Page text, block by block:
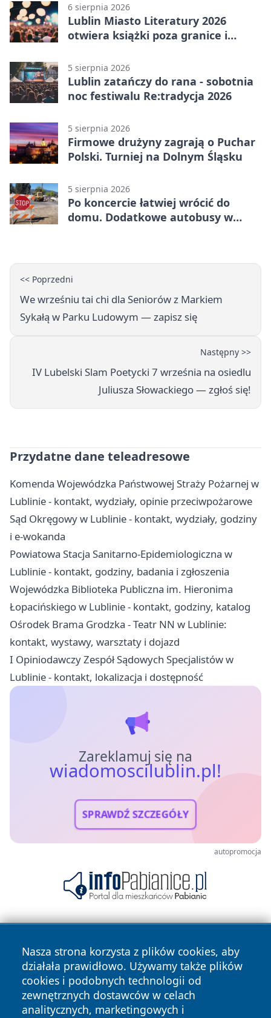
6 sierpnia 2026
Lublin Miasto Literatury 2026
otwiera książki poza granice i
5 sierpnia 2026
Lublin zatańczy do rana - sobotnia
noc festiwalu Re:tradycja 2026
5 sierpnia 2026
Firmowe drużyny zagrają o Puchar
Polski. Turniej na Dolnym Śląsku
5 sierpnia 2026
Po koncercie łatwiej wrócić do
domu. Dodatkowe autobusy w
<< Poprzedni
We wrześniu tai chi dla Seniorów z Markiem
Sykałą w Parku Ludowym — zapisz się
Następny >>
IV Lubelski Slam Poetycki 7 września na osiedlu
Juliusza Słowackiego — zgłoś się!
Przydatne dane teleadresowe
Komenda Wojewódzka Państwowej Straży Pożarnej w
Lublinie - kontakt, wydziały, opinie przeciwpożarowe
Sąd Okręgowy w Lublinie - kontakt, wydziały, godziny
i e-wokanda
Powiatowa Stacja Sanitarno-Epidemiologiczna w
Lublinie - kontakt, godziny, badania i zgłoszenia
Wojewódzka Biblioteka Publiczna im. Hieronima
Łopacińskiego w Lublinie - kontakt, godziny, katalog
Ośrodek Brama Grodzka - Teatr NN w Lublinie:
kontakt, wystawy, warsztaty i dojazd
I Opiniodawczy Zespół Sądowych Specjalistów w
Lublinie - kontakt, lokalizacja i dostępność
Zareklamuj się na
wiadomoscilublin.pl!
SPRAWDŹ SZCZEGÓŁY
autopromocja
Nasza strona korzysta z plików cookies, aby
działała prawidłowo. Używamy także plików
cookies i podobnych technologii od
zewnętrznych dostawców w celach
analitycznych, marketingowych i
Copyright © 2026 wiadomoscilublin.pl Wszystkie prawa
zastrzeżone.